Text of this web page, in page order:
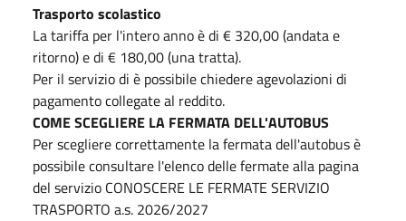
Trasporto scolastico
La tariffa per l'intero anno è di € 320,00 (andata e
ritorno) e di € 180,00 (una tratta).
Per il servizio di è possibile chiedere agevolazioni di
pagamento collegate al reddito.
COME SCEGLIERE LA FERMATA DELL'AUTOBUS
Per scegliere correttamente la fermata dell'autobus è
possibile consultare l'elenco delle fermate alla pagina
del servizio CONOSCERE LE FERMATE SERVIZIO
TRASPORTO a.s. 2026/2027